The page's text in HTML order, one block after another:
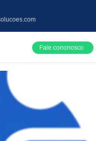
Fale cononosco